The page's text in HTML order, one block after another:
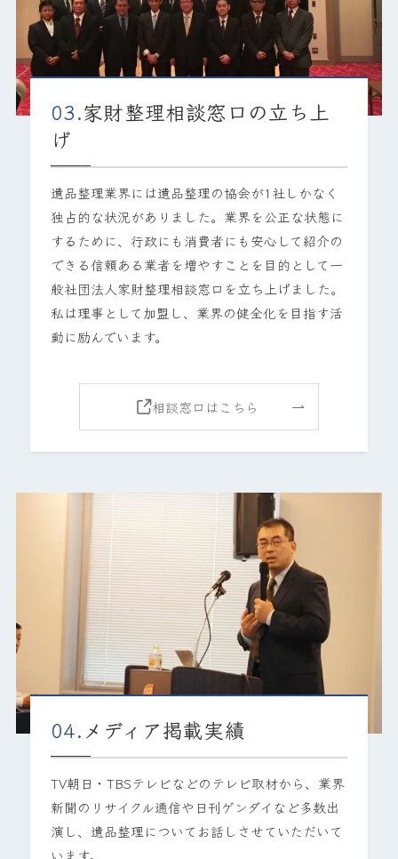
03.家財整理相談窓口の立ち上
げ
遺品整理業界には遺品整理の協会が1社しかなく
独占的な状況がありました。業界を公正な状態に
するために、行政にも消費者にも安心して紹介の
できる信頼ある業者を増やすことを目的として一
般社団法人家財整理相談窓口を立ち上げました。
私は理事として加盟し、業界の健全化を目指す活
動に励んでいます。
相談窓口はこちら
04. メディア掲載実績
TV朝日・TBSテレビなどのテレビ取材から、業界
新聞のリサイクル通信や日刊ゲンダイなど多数出
演し、遺品整理についてお話しさせていただいて
います。